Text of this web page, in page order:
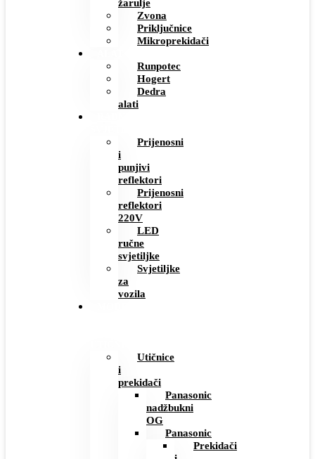
žarulje
Zvona
Priključnice
Mikroprekidači
Runpotec
Hogert
Dedra
alati
Prijenosni
i
punjivi
reflektori
Prijenosni
reflektori
220V
LED
ručne
svjetiljke
Svjetiljke
za
vozila
Utičnice
i
prekidači
Panasonic
nadžbukni
OG
Panasonic
Prekidači